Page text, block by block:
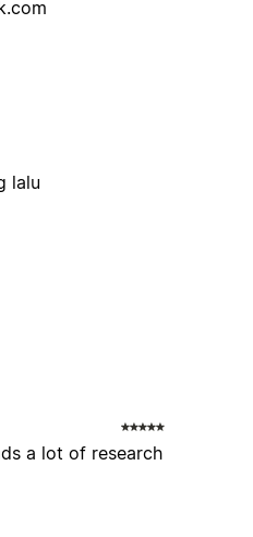
lalu
a lot of research